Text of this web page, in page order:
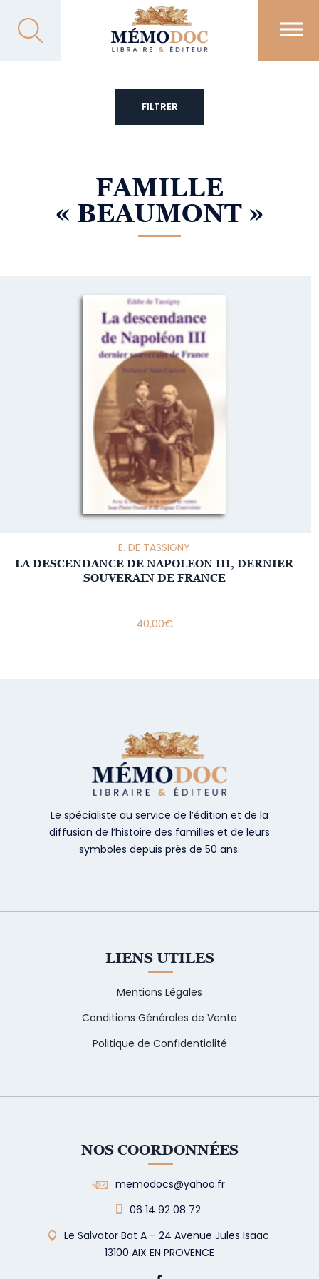
FAMILLE
« BEAUMONT »
E. DE TASSIGNY
LA DESCENDANCE DE NAPOLEON III, DERNIER
SOUVERAIN DE FRANCE
40,00€
FILTRER
Le spécialiste au service de l’édition et de la
diffusion de l’histoire des familles et de leurs
symboles depuis près de 50 ans.
LIENS UTILES
Mentions Légales
Conditions Générales de Vente
Politique de Confidentialité
NOS COORDONNÉES
memodocs@yahoo.fr
06 14 92 08 72
Le Salvator Bat A – 24 Avenue Jules Isaac
13100 AIX EN PROVENCE